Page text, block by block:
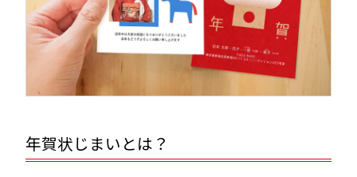
年賀状じまいではなく年賀状を減らす方法も
付き合いを続けたい相手にのみ送る
届いた年賀状にだけ返事だけ送る
年賀状じまいとは？